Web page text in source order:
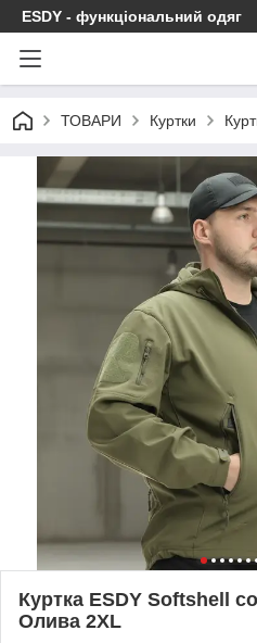
ESDY - функціональний одяг
ТОВАРИ Куртки
Куртка ESDY Softshell
Олива 2XL